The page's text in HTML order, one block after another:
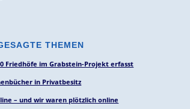
THEMEN
Friedhöfe im Grabstein-Projekt erfasst
in Privatbesitz
– und wir waren plötzlich online